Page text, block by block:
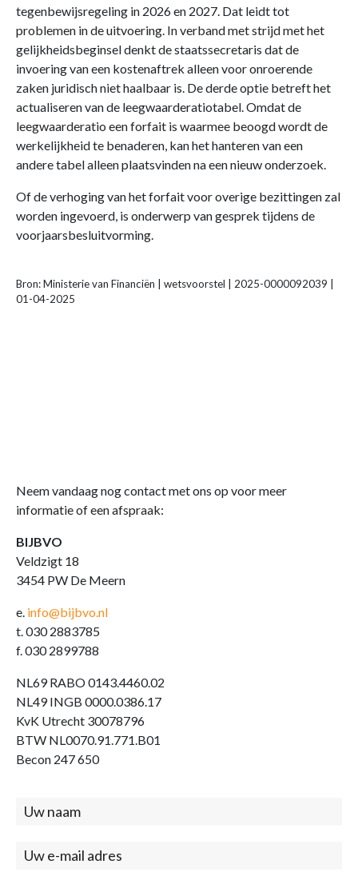
tegenbewijsregeling in 2026 en 2027. Dat leidt tot
problemen in de uitvoering. In verband met strijd met het
gelijkheidsbeginsel denkt de staatssecretaris dat de
invoering van een kostenaftrek alleen voor onroerende
zaken juridisch niet haalbaar is. De derde optie betreft het
actualiseren van de leegwaarderatiotabel. Omdat de
leegwaarderatio een forfait is waarmee beoogd wordt de
werkelijkheid te benaderen, kan het hanteren van een
andere tabel alleen plaatsvinden na een nieuw onderzoek.
Of de verhoging van het forfait voor overige bezittingen zal
worden ingevoerd, is onderwerp van gesprek tijdens de
voorjaarsbesluitvorming.
Bron: Ministerie van Financiën | wetsvoorstel | 2025-0000092039 |
01-04-2025
Neem vandaag nog contact met ons op voor meer
informatie of een afspraak:
BIJBVO
Veldzigt 18
3454 PW De Meern
e. info@bijbvo.nl
t. 030 2883785
f. 030 2899788
NL69 RABO 0143.4460.02
NL49 INGB 0000.0386.17
KvK Utrecht 30078796
BTW NL0070.91.771.B01
Becon 247 650
Contact